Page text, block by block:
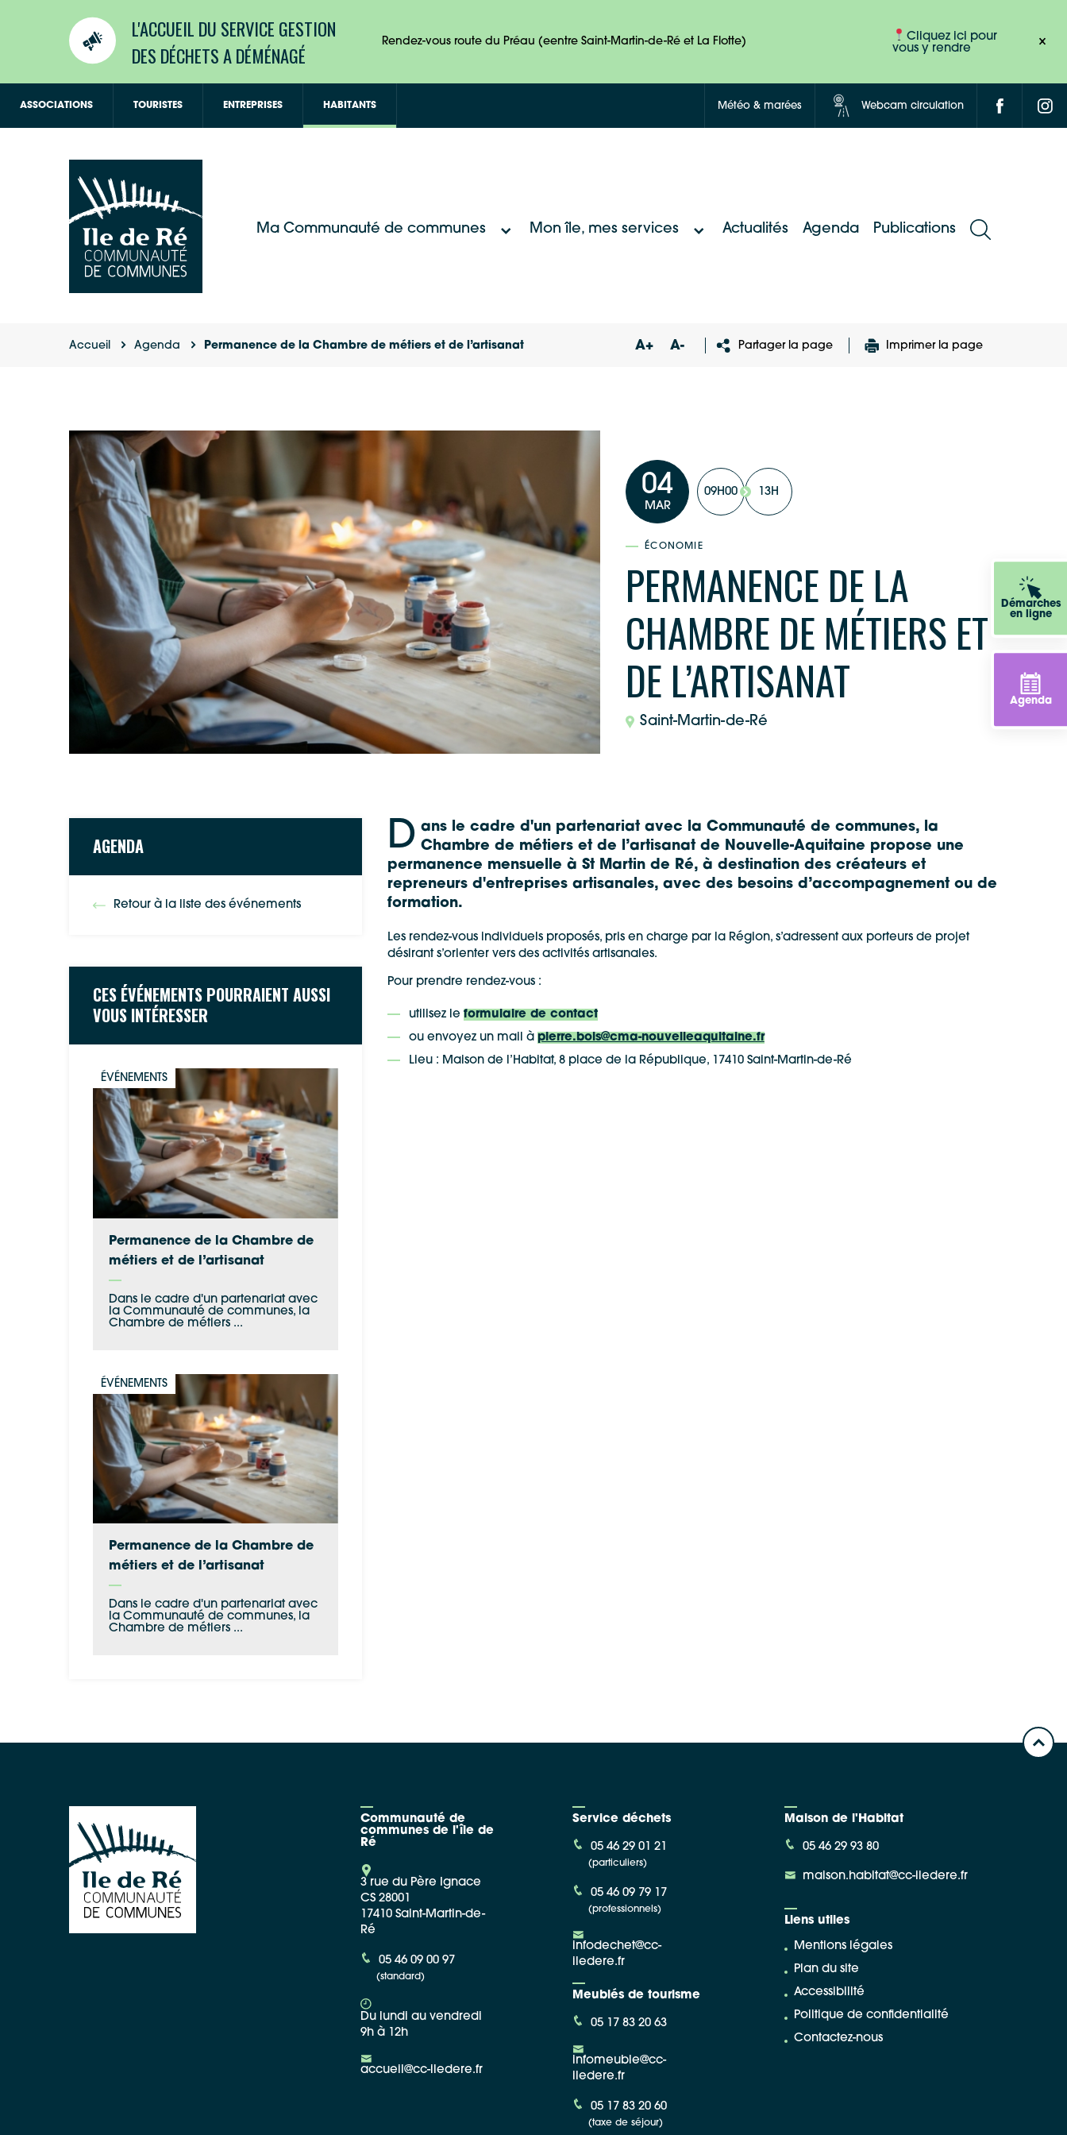
L'ACCUEIL DU SERVICE GESTION
DES DÉCHETS A DÉMÉNAGÉ
Rendez-vous route du Préau (eentre Saint-Martin-de-Ré et La Flotte)
Cliquez ici pour
vous y rendre
Démarches
en ligne
Agenda
ASSOCIATIONS TOURISTES ENTREPRISES HABITANTS Météo & marées Webcam circulation
Ma Communauté de communes Mon île, mes services Actualités Agenda Publications
Accueil Agenda Permanence de la Chambre de métiers et de l’artisanat A+ A- Partager la page Imprimer la page
04
MAR
09H00 13H
ÉCONOMIE
PERMANENCE DE LA
CHAMBRE DE MÉTIERS ET
DE L’ARTISANAT
Saint-Martin-de-Ré
AGENDA
Retour à la liste des événements
CES ÉVÉNEMENTS POURRAIENT AUSSI
VOUS INTÉRESSER
ÉVÉNEMENTS
Permanence de la Chambre de
métiers et de l’artisanat
Dans le cadre d'un partenariat avec
la Communauté de communes, la
Chambre de métiers ...
ÉVÉNEMENTS
Permanence de la Chambre de
métiers et de l’artisanat
Dans le cadre d'un partenariat avec
la Communauté de communes, la
Chambre de métiers ...
D ans le cadre d'un partenariat avec la Communauté de communes, la
Chambre de métiers et de l’artisanat de Nouvelle-Aquitaine propose une
permanence mensuelle à St Martin de Ré, à destination des créateurs et
repreneurs d'entreprises artisanales, avec des besoins d’accompagnement ou de
formation.
Les rendez-vous individuels proposés, pris en charge par la Région, s’adressent aux porteurs de projet
désirant s’orienter vers des activités artisanales.
Pour prendre rendez-vous :
utilisez le formulaire de contact
ou envoyez un mail à pierre.bois@cma-nouvelleaquitaine.fr
Lieu : Maison de l’Habitat, 8 place de la République, 17410 Saint-Martin-de-Ré
Communauté de
communes de l'île de
Ré
3 rue du Père Ignace
CS 28001
17410 Saint-Martin-de-
Ré
05 46 09 00 97
(standard)
Du lundi au vendredi
9h à 12h
accueil@cc-iledere.fr
Service déchets
05 46 29 01 21
(particuliers)
05 46 09 79 17
(professionnels)
infodechet@cc-
iledere.fr
Meublés de tourisme
05 17 83 20 63
infomeuble@cc-
iledere.fr
05 17 83 20 60
(taxe de séjour)
Maison de l'Habitat
05 46 29 93 80
maison.habitat@cc-iledere.fr
Liens utiles
Mentions légales
Plan du site
Accessibilité
Politique de confidentialité
Contactez-nous